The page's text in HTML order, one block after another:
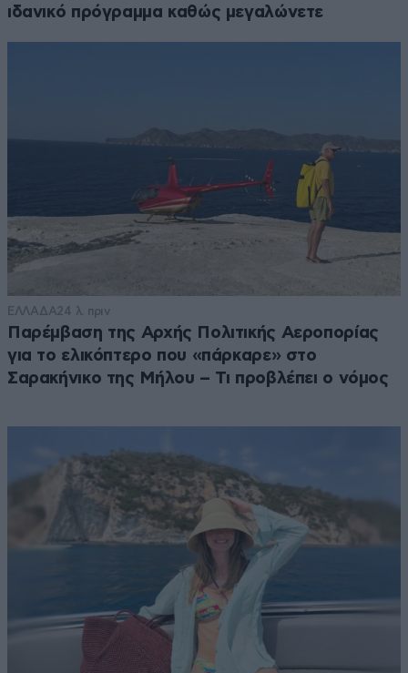
ιδανικό πρόγραμμα καθώς μεγαλώνετε
ΕΛΛΑΔΑ24 λ. πριν
Παρέμβαση της Αρχής Πολιτικής Αεροπορίας
για το ελικόπτερο που «πάρκαρε» στο
Σαρακήνικο της Μήλου – Τι προβλέπει ο νόμος